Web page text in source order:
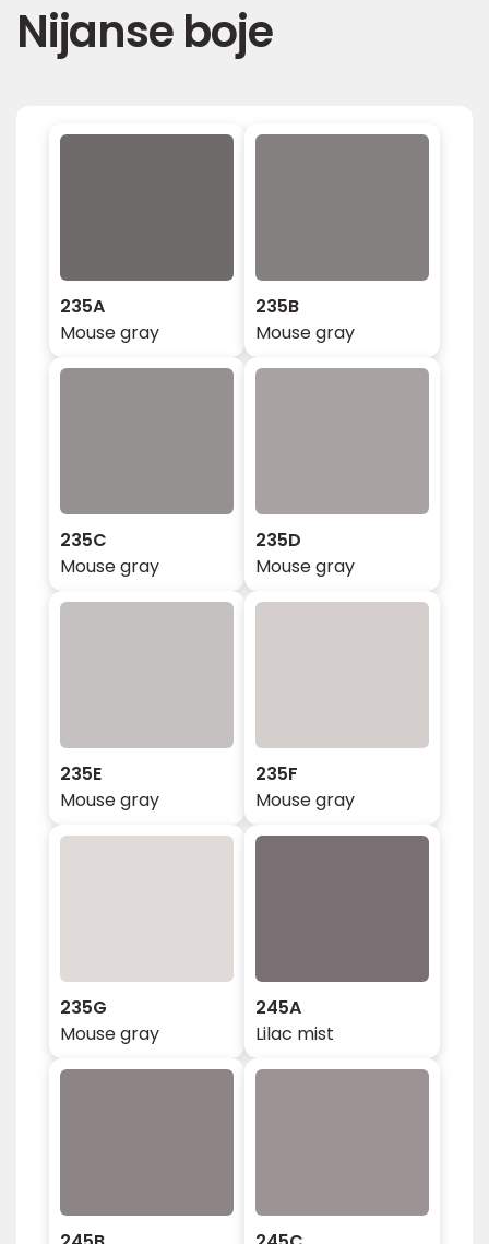
Nijanse boje
235A
Mouse gray
235B
Mouse gray
235C
Mouse gray
235D
Mouse gray
235E
Mouse gray
235F
Mouse gray
235G
Mouse gray
245A
Lilac mist